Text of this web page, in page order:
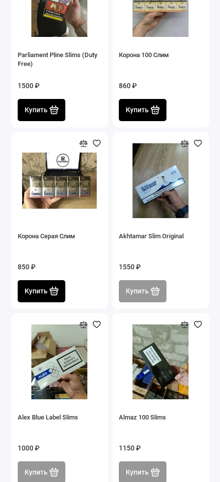
Parliament Pline Slims (Duty
Free)
1500 ₽
Купить
Корона 100 Слим
860 ₽
Купить
Корона Серая Слим
850 ₽
Купить
Akhtamar Slim Original
1550 ₽
Купить
Alex Blue Label Slims
1000 ₽
Купить
Almaz 100 Slims
1150 ₽
Купить